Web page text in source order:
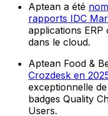
Aptean a été
rapports IDC
applications
dans le cloud.
Aptean Food &
Crozdesk en
exceptionnelle
badges Quality
Users.